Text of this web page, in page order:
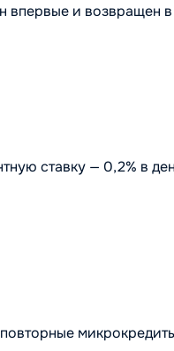
впервые и возвращен
ставку — 0,2% в